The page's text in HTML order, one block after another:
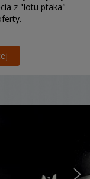
z "lotu ptaka"